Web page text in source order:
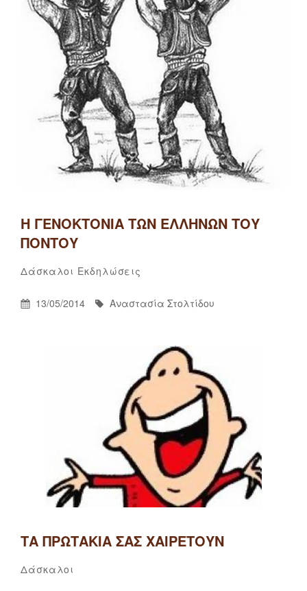
Η ΓΕΝΟΚΤΟΝΊΑ ΤΩΝ ΕΛΛΉΝΩΝ ΤΟΥ
ΠΌΝΤΟΥ
Categories
Δάσκαλοι ΕκδηλώσειςΑναστασία
Στολτίδου
Posted
13/05/2014 By
Αναστασία Στολτίδου
ΤΑ ΠΡΩΤΆΚΙΑ ΣΑΣ ΧΑΙΡΕΤΟΎΝ
Categories
Δάσκαλοι